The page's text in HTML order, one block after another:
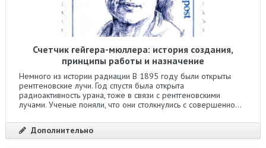
Счетчик гейгера-мюллера: история создания,
принципы работы и назначение
Немного из истории радиации В 1895 году были открыты
рентгеновские лучи. Год спустя была открыта
радиоактивность урана, тоже в связи с рентгеновскими
лучами. Ученые поняли, что они столкнулись с совершенно...
Дополнительно